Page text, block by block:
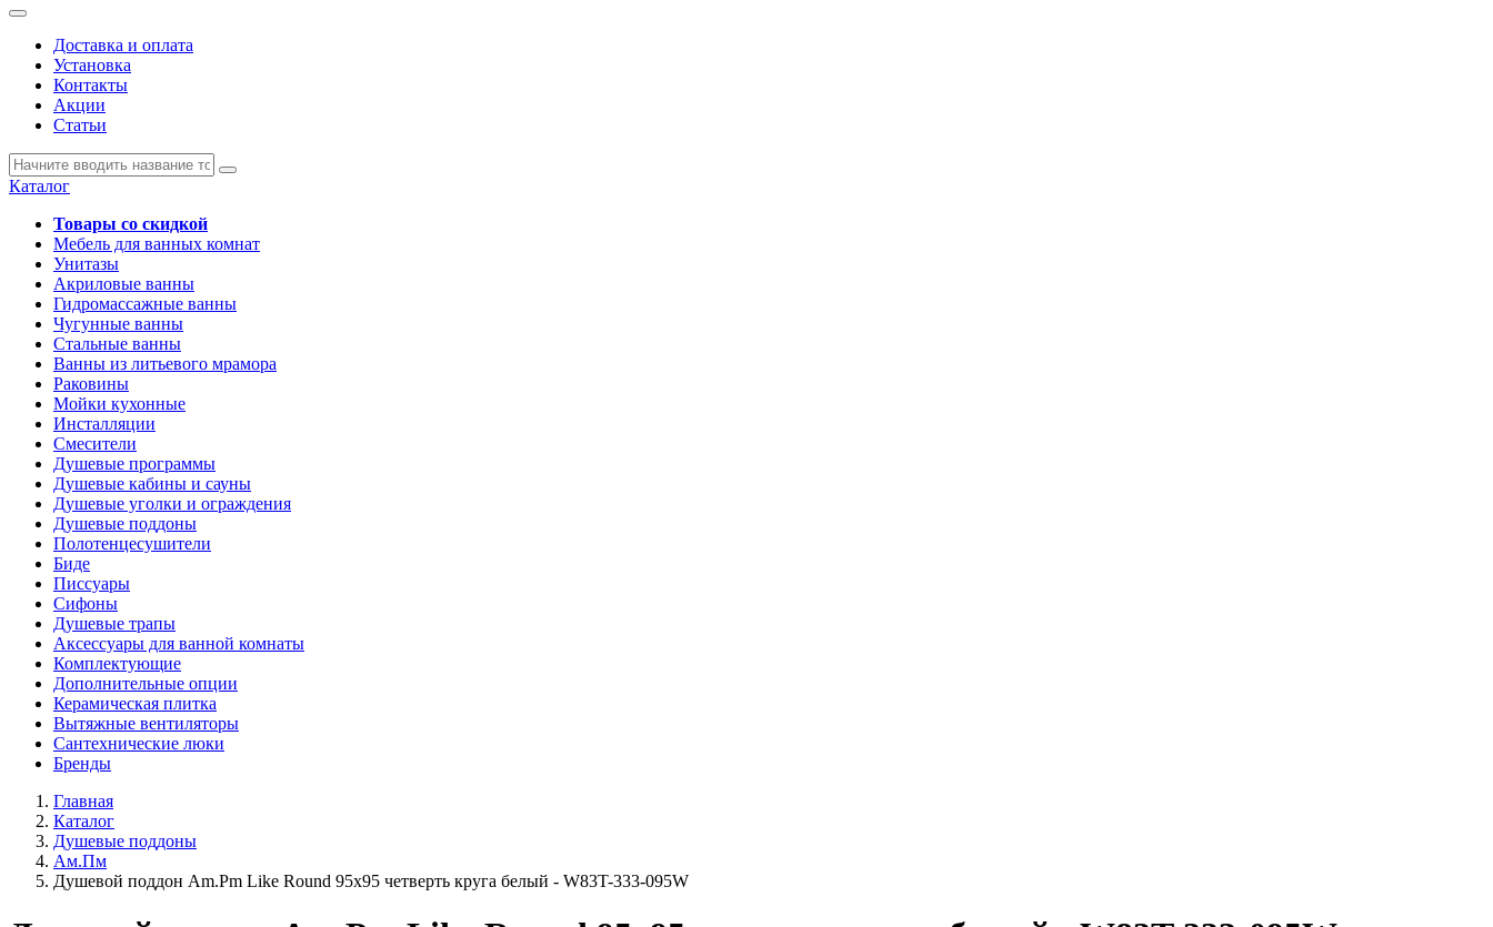
Доставка и оплата
Установка
Контакты
Акции
Статьи
Каталог
Товары со скидкой
Мебель для ванных комнат
Унитазы
Акриловые ванны
Гидромассажные ванны
Чугунные ванны
Стальные ванны
Ванны из литьевого мрамора
Раковины
Мойки кухонные
Инсталляции
Смесители
Душевые программы
Душевые кабины и сауны
Душевые уголки и ограждения
Душевые поддоны
Полотенцесушители
Биде
Писсуары
Сифоны
Душевые трапы
Аксессуары для ванной комнаты
Комплектующие
Дополнительные опции
Керамическая плитка
Вытяжные вентиляторы
Сантехнические люки
Бренды
Главная
Каталог
Душевые поддоны
Ам.Пм
Душевой поддон Am.Pm Like Round 95x95 четверть круга белый - W83T-333-095W